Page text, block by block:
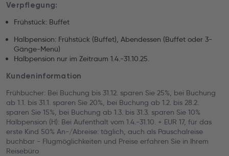
Verpflegung:
Frühstück: Buffet
Halbpension: Frühstück (Buffet), Abendessen (Buffet oder 3-
Gänge-Menü)
Halbpension nur im Zeitraum 1.4.-31.10.25.
Kundeninformation
Frühbucher: Bei Buchung bis 31.12. sparen Sie 25%, bei Buchung
ab 1.1. bis 31.1. sparen Sie 20%, bei Buchung ab 1.2. bis 28.2.
sparen Sie 15%, bei Buchung ab 1.3. bis 31.3. sparen Sie 10%
Halbpension (H): Bei Aufenthalt vom 1.4.-31.10. + EUR 17, für das
erste Kind 50% An-/Abreise: täglich, auch als Pauschalreise
buchbar - Flugmöglichkeiten und Preise erfahren Sie in Ihrem
Reisebüro